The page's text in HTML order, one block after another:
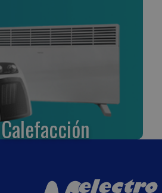
Calefacción